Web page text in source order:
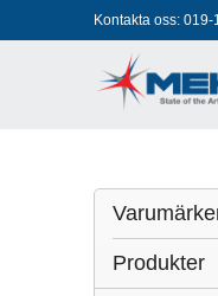
Kontakta oss: 019-
Axile
Produkter